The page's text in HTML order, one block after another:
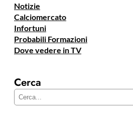
Notizie
Calciomercato
Infortuni
Probabili Formazioni
Dove vedere in TV
Cerca
e